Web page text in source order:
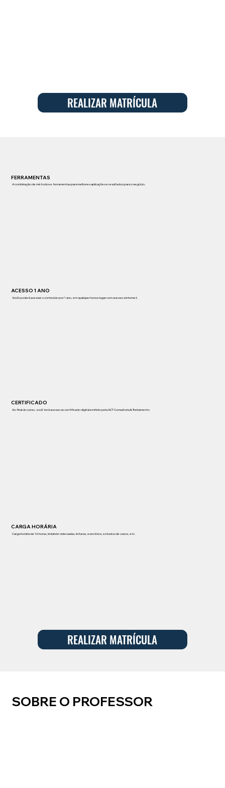
REALIZAR MATRÍCULA
FERRAMENTAS
A combinação de métodos e ferramentas para melhores aplicações e resultados para o negócio.
ACESSO 1 ANO
Você poderá acessar o conteúdo por 1 ano, em qualquer hora e lugar com acesso a internet.
CERTIFICADO
Ao final do curso, você terá acesso ao certificado digital emitido pela ACT Consultoria & Treinamento​
CARGA HORÁRIA
Carga horária de 16 horas, incluindo videoaulas, leituras, exercícios, estudos de casos, etc.
REALIZAR MATRÍCULA
SOBRE O PROFESSOR